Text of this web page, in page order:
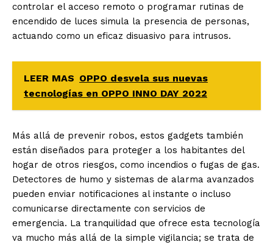
controlar el acceso remoto o programar rutinas de
encendido de luces simula la presencia de personas,
actuando como un eficaz disuasivo para intrusos.
LEER MAS OPPO desvela sus nuevas
tecnologías en OPPO INNO DAY 2022
Más allá de prevenir robos, estos gadgets también
están diseñados para proteger a los habitantes del
hogar de otros riesgos, como incendios o fugas de gas.
Detectores de humo y sistemas de alarma avanzados
pueden enviar notificaciones al instante o incluso
comunicarse directamente con servicios de
emergencia. La tranquilidad que ofrece esta tecnología
va mucho más allá de la simple vigilancia; se trata de